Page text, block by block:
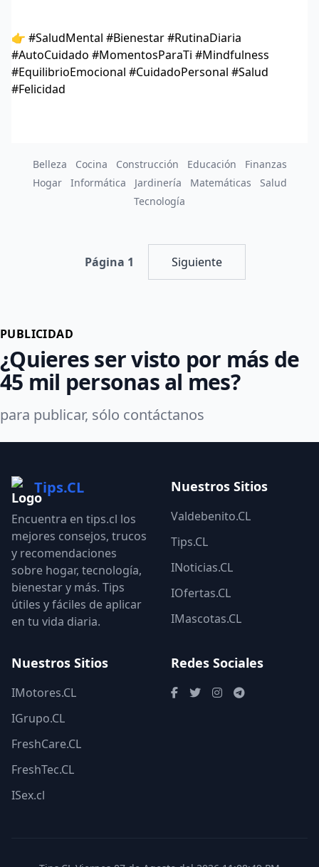
👉 #SaludMental #Bienestar #RutinaDiaria
#AutoCuidado #MomentosParaTi #Mindfulness
#EquilibrioEmocional #CuidadoPersonal #Salud
#Felicidad
Belleza Cocina Construcción Educación
Finanzas
Hogar
Informática Jardinería Matemáticas
Salud
Tecnología
Página 1 Siguiente
PUBLICIDAD
¿Quieres ser visto por más de
45 mil personas al mes?
para publicar, sólo contáctanos
Tips.CL
Encuentra en tips.cl los
mejores consejos, trucos
y recomendaciones
sobre hogar, tecnología,
bienestar y más. Tips
útiles y fáciles de aplicar
en tu vida diaria.
Nuestros Sitios
Valdebenito.CL
Tips.CL
INoticias.CL
IOfertas.CL
IMascotas.CL
Nuestros Sitios
IMotores.CL
IGrupo.CL
FreshCare.CL
FreshTec.CL
ISex.cl
Redes Sociales